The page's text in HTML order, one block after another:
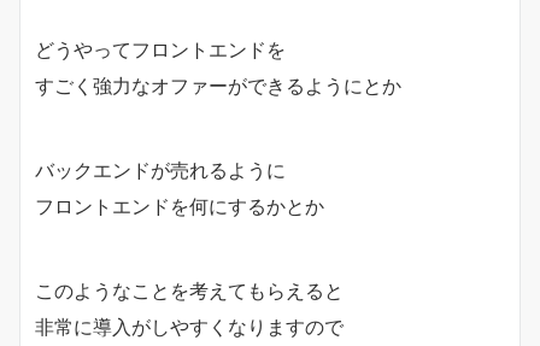
どうやってフロントエンドを
すごく強力なオファーができるようにとか
バックエンドが売れるように
フロントエンドを何にするかとか
このようなことを考えてもらえると
非常に導入がしやすくなりますので